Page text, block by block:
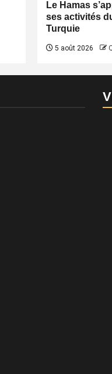
Le Hamas
ses activités
Turquie
5 août 2026